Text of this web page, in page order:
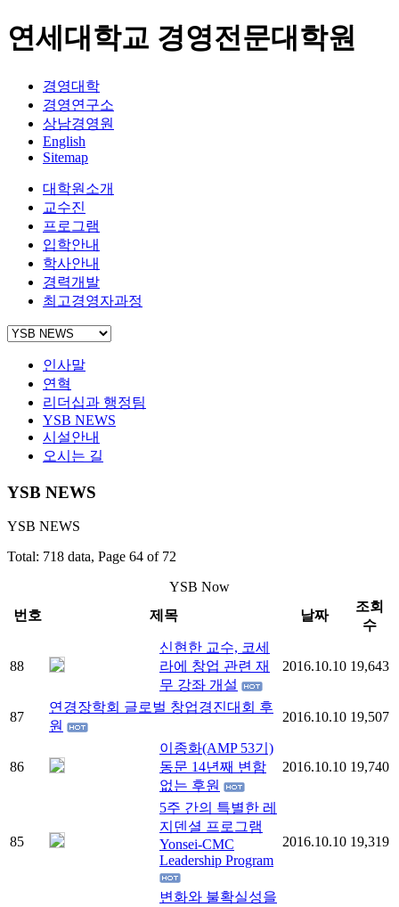
연세대학교 경영전문대학원
경영대학
경영연구소
상남경영원
English
Sitemap
대학원소개
교수진
프로그램
입학안내
학사안내
경력개발
최고경영자과정
인사말
연혁
리더십과 행정팀
YSB NEWS
시설안내
오시는 길
YSB NEWS
YSB NEWS
Total: 718 data, Page 64 of 72
YSB Now
번호
제목 날짜
조회
수
88
신현한 교수, 코세
라에 창업 관련 재
무 강좌 개설
2016.10.10 19,643
87
연경장학회 글로벌 창업경진대회 후
원
2016.10.10 19,507
86
이종화(AMP 53기)
동문 14년째 변함
없는 후원
2016.10.10 19,740
85
5주 간의 특별한 레
지덴셜 프로그램
Yonsei-CMC
Leadership Program
2016.10.10 19,319
변화와 불확실성을